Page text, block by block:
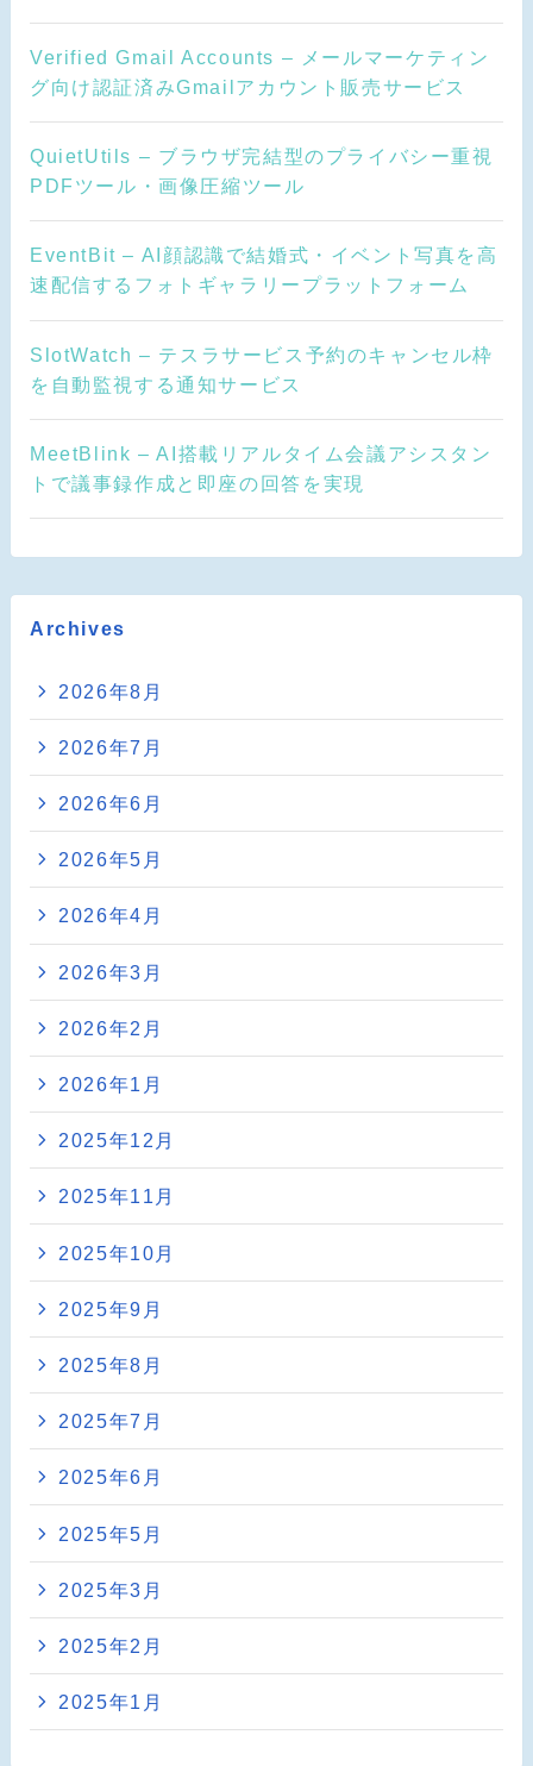
Verified Gmail Accounts – メールマーケティン
グ向け認証済みGmailアカウント販売サービス
QuietUtils – ブラウザ完結型のプライバシー重視
PDFツール・画像圧縮ツール
EventBit – AI顔認識で結婚式・イベント写真を高
速配信するフォトギャラリープラットフォーム
SlotWatch – テスラサービス予約のキャンセル枠
を自動監視する通知サービス
MeetBlink – AI搭載リアルタイム会議アシスタン
トで議事録作成と即座の回答を実現
Archives
2026年8月
2026年7月
2026年6月
2026年5月
2026年4月
2026年3月
2026年2月
2026年1月
2025年12月
2025年11月
2025年10月
2025年9月
2025年8月
2025年7月
2025年6月
2025年5月
2025年3月
2025年2月
2025年1月